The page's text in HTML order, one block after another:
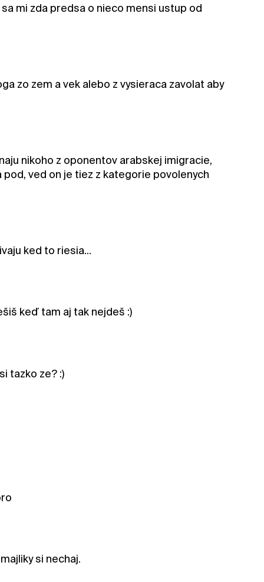
mi zda predsa o nieco mensi ustup od
zo zem a vek alebo z vysieraca zavolat aby
nikoho z oponentov arabskej imigracie,
pod, ved on je tiez z kategorie povolenych
ked to riesia...
keď tam aj tak nejdeš :)
tazko ze? :)
si nechaj.